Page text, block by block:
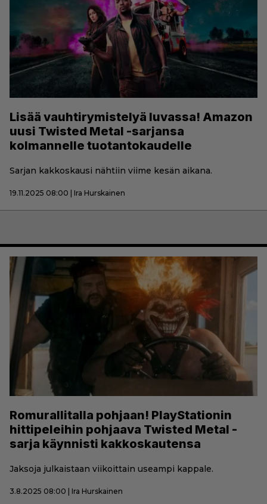
Lisää vauhtirymistelyä luvassa! Amazon
uusi Twisted Metal -sarjansa
kolmannelle tuotantokaudelle
Sarjan kakkoskausi nähtiin viime kesän aikana.
19.11.2025 08:00 | Ira Hurskainen
Romurallitalla pohjaan! PlayStationin
hittipeleihin pohjaava Twisted Metal -
sarja käynnisti kakkoskautensa
Jaksoja julkaistaan viikoittain useampi kappale.
3.8.2025 08:00 | Ira Hurskainen